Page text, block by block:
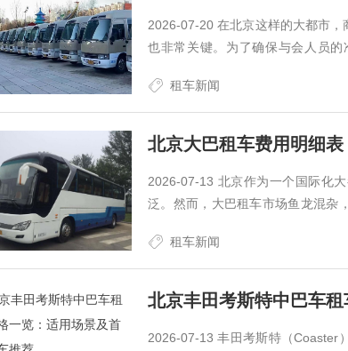
2026-07-20 在北京这样的大都市
也非常关键。为了确保与会人员
务。北京的会议租车服务种类繁
议租车的价格、适用场景、带司机
租车新闻
北京大巴租车费用明细
2026-07-13 北京作为一个国际化
泛。然而，大巴租车市场鱼龙混杂
的费用明细表、一天的租赁价格
表大巴租车费用通常由以下几个部
租车新闻
2026-07-13 丰田考斯特（Coaster